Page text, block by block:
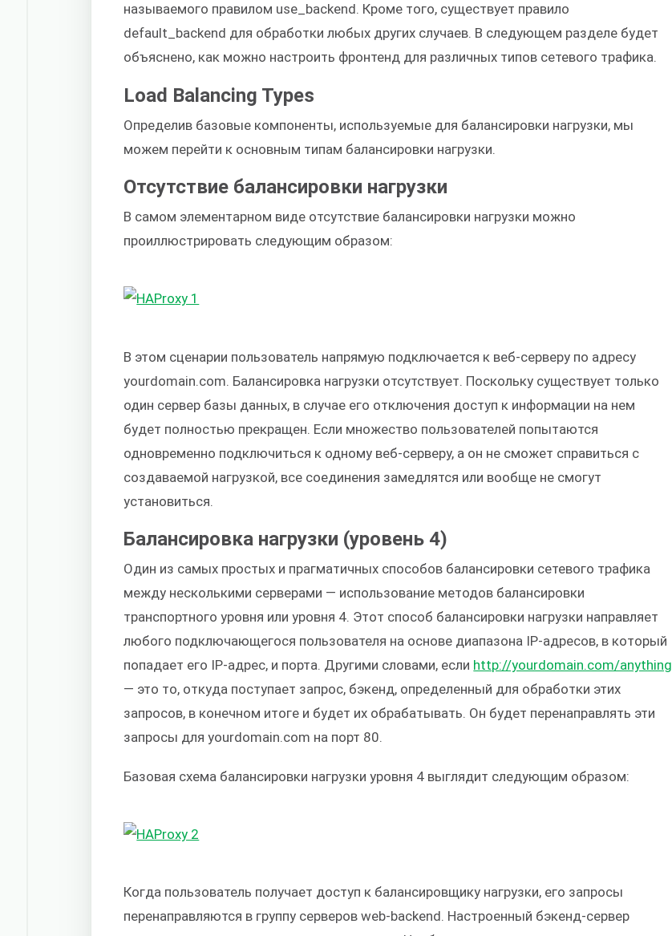
называемого правилом use_backend. Кроме того, существует правило
default_backend для обработки любых других случаев. В следующем разделе будет
объяснено, как можно настроить фронтенд для различных типов сетевого трафика.
Load Balancing Types
Определив базовые компоненты, используемые для балансировки нагрузки, мы
можем перейти к основным типам балансировки нагрузки.
Отсутствие балансировки нагрузки
В самом элементарном виде отсутствие балансировки нагрузки можно
проиллюстрировать следующим образом:
В этом сценарии пользователь напрямую подключается к веб-серверу по адресу
yourdomain.com. Балансировка нагрузки отсутствует. Поскольку существует только
один сервер базы данных, в случае его отключения доступ к информации на нем
будет полностью прекращен. Если множество пользователей попытаются
одновременно подключиться к одному веб-серверу, а он не сможет справиться с
создаваемой нагрузкой, все соединения замедлятся или вообще не смогут
установиться.
Балансировка нагрузки (уровень 4)
Один из самых простых и прагматичных способов балансировки сетевого трафика
между несколькими серверами — использование методов балансировки
транспортного уровня или уровня 4. Этот способ балансировки нагрузки направляет
любого подключающегося пользователя на основе диапазона IP-адресов, в который
попадает его IP-адрес, и порта. Другими словами, если http://yourdomain.com/anything
— это то, откуда поступает запрос, бэкенд, определенный для обработки этих
запросов, в конечном итоге и будет их обрабатывать. Он будет перенаправлять эти
запросы для yourdomain.com на порт 80.
Базовая схема балансировки нагрузки уровня 4 выглядит следующим образом:
Когда пользователь получает доступ к балансировщику нагрузки, его запросы
перенаправляются в группу серверов web-backend. Настроенный бэкенд-сервер